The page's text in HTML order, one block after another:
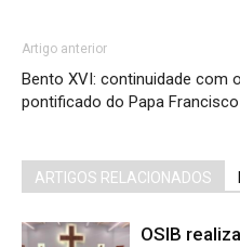
Artigo anterior
Bento XVI: continuidade com o
pontificado do Papa Francisco
ARTIGOS RELACIONADOS
OSIB